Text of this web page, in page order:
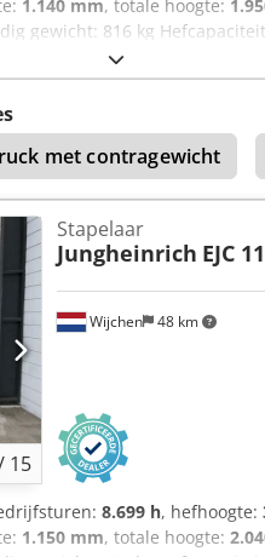
1.140 mm, totale hoogte:
gewicht: 816 kg
aanwezig: Ja - CE
Meeloop stapelaar -
- Vorklengte: 1140mm -
- └ Bouwjaar batterij:
- Transportafmetingen:
[st.]: 1 Financiële
voor ondernemers
Lent
met contragewicht
15
Wijchen 48 km
Stapelaar
Jungheinrich EJC
8.699 h, hefhoogte:
1.150 mm, totale hoogte: